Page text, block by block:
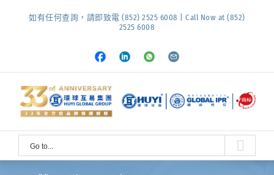
如有任何查詢，請即致電 (852) 2525 6008 | Call Now at (852)
2525 6008
Facebook
LinkedInWhatsapp
Email
Go to...